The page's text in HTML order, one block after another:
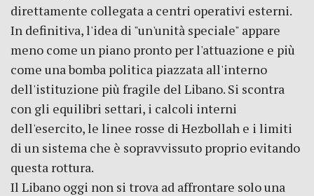
direttamente collegata a centri operativi esterni.
In definitiva, l'idea di "un'unità speciale" appare
meno come un piano pronto per l'attuazione e più
come una bomba politica piazzata all'interno
dell'istituzione più fragile del Libano. Si scontra
con gli equilibri settari, i calcoli interni
dell'esercito, le linee rosse di Hezbollah e i limiti
di un sistema che è sopravvissuto proprio evitando
questa rottura.
Il Libano oggi non si trova ad affrontare solo una